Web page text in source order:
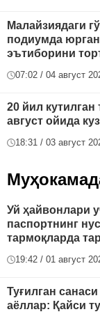
Малайзиядаги
подиумда
эътиборини
07:02 / 04 август
20 йил
август ойида
18:31 / 03 август
Уй ҳайвонлари
паспортнинг
тармоқларда
19:42 / 01 август
Туғилган
аёллар: Қайси